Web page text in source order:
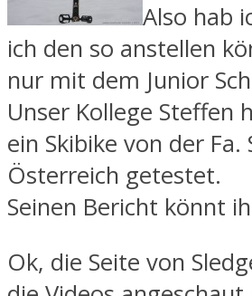
Also hab
ich den so anstellen
nur mit dem Junior
Unser Kollege Steffen
ein Skibike von der
Österreich getestet.
Seinen Bericht könnt
Ok, die Seite von